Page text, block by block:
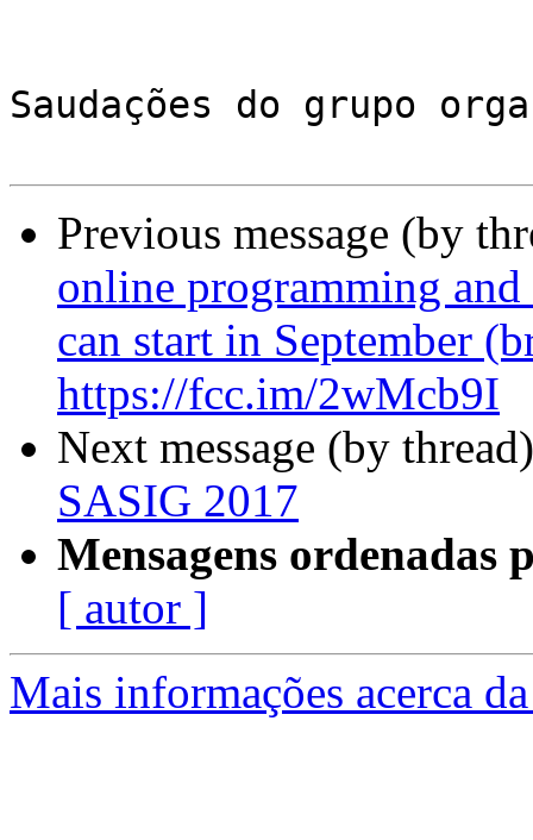
Saudações do grupo
Previous message (by
online programming and
can start in September
https://fcc.im/2wMcb9I
Next message (by
SASIG 2017
Mensagens ordenadas
[ autor ]
Mais informações acerca